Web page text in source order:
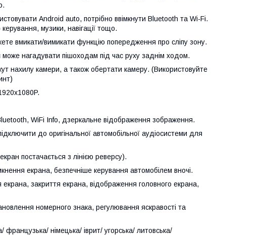
Android auto, потрібно ввімкнути Bluetooth та Wi-Fi.
музики, навігації тощо.
вмикати/вимикати функцію попередження про сліпу зону.
нагадувати пішоходам під час руху заднім ходом.
нахилу камери, а також обертати камеру. (Використовуйте
WiFi Info, дзеркальне відображення зображення.
до оригінальної автомобільної аудіосистеми для
постачається з лінією реверсу).
екрана, безпечніше керування автомобілем вночі.
закриття екрана, відображення головного екрана,
номерного знака, регулювання яскравості та
французька/ німецька/ іврит/ угорська/ литовська/